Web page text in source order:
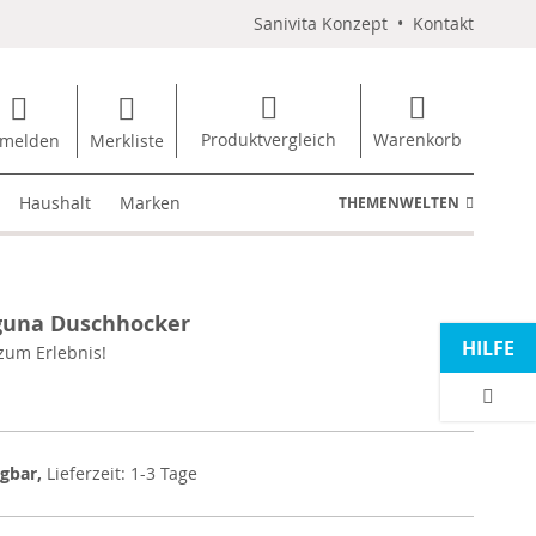
Sanivita Konzept • Kontakt
Merkliste Produktvergleich Warenkorb
Haushalt Marken THEMENWELTEN
Duschhocker
Erlebnis!
Lieferzeit: 1-3 Tage
HILFE